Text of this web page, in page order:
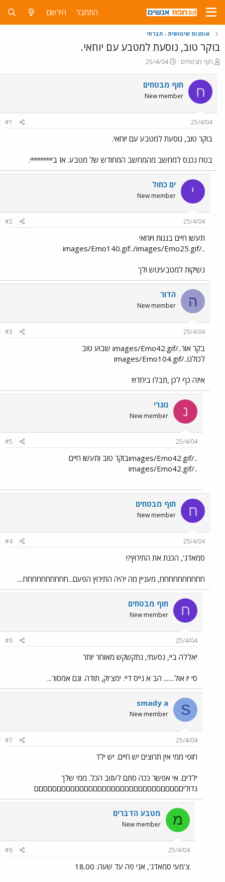
התחבר הירשם
אומנות שימושית - חברתי
בוקר טוב, נוסעת למטבע עם יוחאי.
פ
ח
ה
ו
ש
חוף מבטחים
פ
ס
ם
ת
י
25/4/04
ח חוף מבטחים
New member
25/4/04
#1
בוקר טוב, נוסעת למטבע עם יוחאי.
בטח נכנס למחשב מהמחשב המחודש של מטבע. אז בייייייייייייייי.
י ים כחול
New member
25/4/04
#2
תעשו חיים בננות ויוחאי
../images/Emo140.gif../images/Emo25.gif
נשיקות למטבעינוש ולך
ה הדור
New member
25/4/04
#3
בקר אור../images/Emo42.gif שבוע טוב
לכולנו../images/Emo104.gif
איזה כף לכן ,תבלו ביחד!!!
נ נוגרי
New member
25/4/04
#5
../images/Emo42.gifבוקר טוב ותעשו חיים
../images/Emo42.gif
ח חוף מבטחים
New member
25/4/04
#4
סמאדג', הכנת את התירוץ?!
חחחחחחחחחח, מעניין מה יהיה התירוץ הפעם...חחחחחחחחחח....
ח חוף מבטחים
New member
25/4/04
#6
יאללה ביי, נסעתי, נתקשקש מאוחר יותר
סי יו אול....... הב א נייס דיי. ימצ'וק, תודה. וגם אמסור...
S
smady a
New member
25/4/04
#7
חופי ממי אין תרוצים יש חיים. יש ילד
ילדים. אי אפשר ככה סתם לעזוב הכל. ממי שלך
גדוליםםםםםםםםםםםםםםםםםםםםםםםםםםםםםםםםם
מ מטבע הדברים
New member
25/4/04
#8
צ'מעי סמאדג', אני פה עד שעה: 18.00